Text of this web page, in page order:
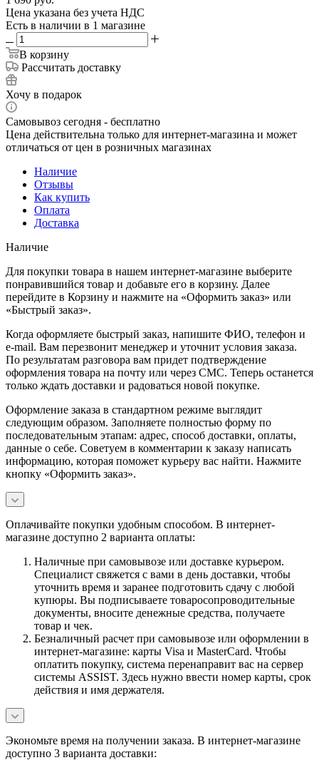
Цена указана без учета НДС
Есть в наличии в 1 магазине
В корзину
Рассчитать доставку
Хочу в подарок
Самовывоз сегодня - бесплатно
Цена действительна только для интернет-магазина и может
отличаться от цен в розничных магазинах
Наличие
Отзывы
Как купить
Оплата
Доставка
Наличие
Для покупки товара в нашем интернет-магазине выберите
понравившийся товар и добавьте его в корзину. Далее
перейдите в Корзину и нажмите на «Оформить заказ» или
«Быстрый заказ».
Когда оформляете быстрый заказ, напишите ФИО, телефон и
e-mail. Вам перезвонит менеджер и уточнит условия заказа.
По результатам разговора вам придет подтверждение
оформления товара на почту или через СМС. Теперь останется
только ждать доставки и радоваться новой покупке.
Оформление заказа в стандартном режиме выглядит
следующим образом. Заполняете полностью форму по
последовательным этапам: адрес, способ доставки, оплаты,
данные о себе. Советуем в комментарии к заказу написать
информацию, которая поможет курьеру вас найти. Нажмите
кнопку «Оформить заказ».
Оплачивайте покупки удобным способом. В интернет-
магазине доступно 2 варианта оплаты:
Наличные при самовывозе или доставке курьером.
Специалист свяжется с вами в день доставки, чтобы
уточнить время и заранее подготовить сдачу с любой
купюры. Вы подписываете товаросопроводительные
документы, вносите денежные средства, получаете
товар и чек.
Безналичный расчет при самовывозе или оформлении в
интернет-магазине: карты Visa и MasterCard. Чтобы
оплатить покупку, система перенаправит вас на сервер
системы ASSIST. Здесь нужно ввести номер карты, срок
действия и имя держателя.
Экономьте время на получении заказа. В интернет-магазине
доступно 3 варианта доставки: